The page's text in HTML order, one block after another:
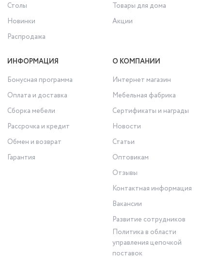
Столы
Товары для дома
Новинки
Акции
Распродажа
ИНФОРМАЦИЯ
Бонусная программа
Оплата и доставка
Сборка мебели
Рассрочка и кредит
Обмен и возврат
Гарантия
О КОМПАНИИ
Интернет магазин
Мебельная фабрика
Сертификаты и награды
Новости
Статьи
Оптовикам
Отзывы
Контактная информация
Вакансии
Развитие сотрудников
Политика в области
управления цепочкой
поставок